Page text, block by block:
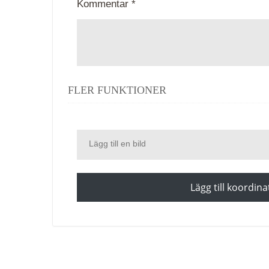
Kommentar *
FLER FUNKTIONER
Lägg till en bild
Lägg till